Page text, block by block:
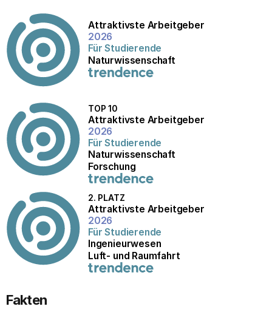
Attraktivste Arbeitgeber
2026
Für Studierende
Naturwissenschaft
TOP 10
Attraktivste Arbeitgeber
2026
Für Studierende
Naturwissenschaft
Forschung
2. PLATZ
Attraktivste Arbeitgeber
2026
Für Studierende
Ingenieurwesen
Luft- und Raumfahrt
Fakten